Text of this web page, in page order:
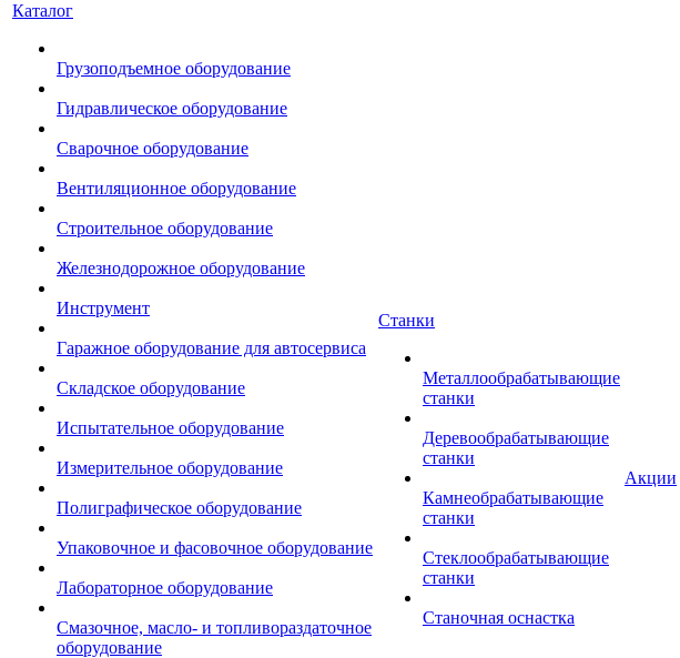
Каталог
Грузоподъемное оборудование
Гидравлическое оборудование
Сварочное оборудование
Вентиляционное оборудование
Строительное оборудование
Железнодорожное оборудование
Инструмент
Гаражное оборудование для автосервиса
Складское оборудование
Испытательное оборудование
Измерительное оборудование
Полиграфическое оборудование
Упаковочное и фасовочное оборудование
Лабораторное оборудование
Смазочное, масло- и топливораздаточное
оборудование
Станки
Металлообрабатывающие
станки
Деревообрабатывающие
станки
Камнеобрабатывающие
станки
Стеклообрабатывающие
станки
Станочная оснастка
Акции